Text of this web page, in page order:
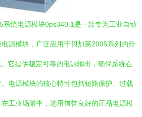
系统电源模块0ps340.1是一款专为工业自动
源模块，广泛应用于贝加莱2005系列的分
它提供稳定可靠的电源输出，确保系统在
电源模块的核心特性包括短路保护、过载
工业场景中，选用信誉良好的正品电源模